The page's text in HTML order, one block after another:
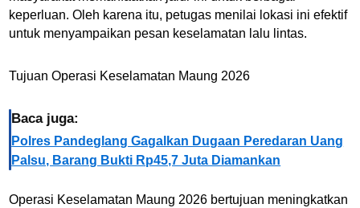
keperluan. Oleh karena itu, petugas menilai lokasi ini efektif
untuk menyampaikan pesan keselamatan lalu lintas.
Tujuan Operasi Keselamatan Maung 2026
Baca juga:
Polres Pandeglang Gagalkan Dugaan Peredaran Uang
Palsu, Barang Bukti Rp45,7 Juta Diamankan
Operasi Keselamatan Maung 2026 bertujuan meningkatkan